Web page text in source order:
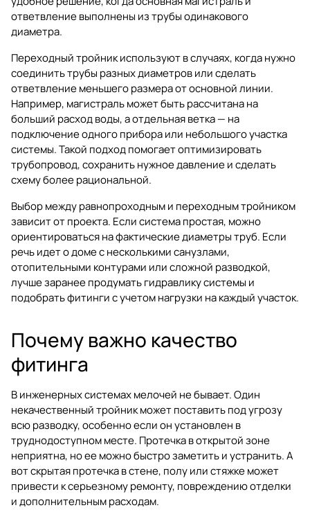
ответвление выполнены из трубы одинакового
диаметра.
Переходный тройник используют в случаях, когда нужно
соединить трубы разных диаметров или сделать
ответвление меньшего размера от основной линии.
Например, магистраль может быть рассчитана на
больший расход воды, а отдельная ветка — на
подключение одного прибора или небольшого участка
системы. Такой подход помогает оптимизировать
трубопровод, сохранить нужное давление и сделать
схему более рациональной.
Выбор между равнопроходным и переходным тройником
зависит от проекта. Если система простая, можно
ориентироваться на фактические диаметры труб. Если
речь идет о доме с несколькими санузлами,
отопительными контурами или сложной разводкой,
лучше заранее продумать гидравлику системы и
подобрать фитинги с учетом нагрузки на каждый участок.
Почему важно качество
фитинга
В инженерных системах мелочей не бывает. Один
некачественный тройник может поставить под угрозу
всю разводку, особенно если он установлен в
труднодоступном месте. Протечка в открытой зоне
неприятна, но ее можно быстро заметить и устранить. А
вот скрытая протечка в стене, полу или стяжке может
привести к серьезному ремонту, повреждению отделки
и дополнительным расходам.